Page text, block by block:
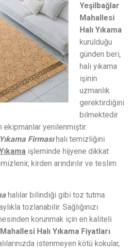
Yeşilbağlar
Mahallesi
Halı Yıkama
kurulduğu
günden beri,
halı yıkama
işinin
uzmanlık
gerektirdiğini
bilmektedir
ekipmanlar yenilenmiştir.
Firmasıhalı temizliğini
işleminde hijyene dikkat
kirden arındırılır ve teslim
halılar bilindiği gibi toz tutma
tozlanabilir. Sağlığınızı
korunmak için en kaliteli
Halı Yıkama Fiyatları
istenmeyen kötü kokular,